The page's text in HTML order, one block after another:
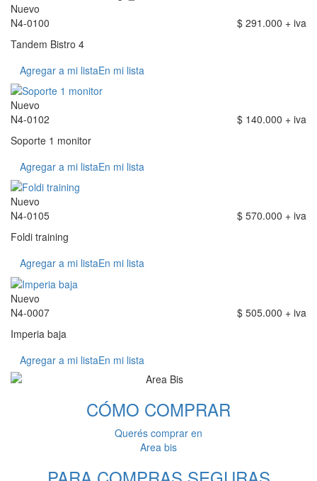
Nuevo
N4-0100
$ 291.000 + iva
Tandem Bistro 4
Agregar a mi listaEn mi lista
Nuevo
N4-0102
$ 140.000 + iva
Soporte 1 monitor
Agregar a mi listaEn mi lista
Nuevo
N4-0105
$ 570.000 + iva
Foldi training
Agregar a mi listaEn mi lista
Nuevo
N4-0007
$ 505.000 + iva
Imperia baja
Agregar a mi listaEn mi lista
CÓMO COMPRAR
Querés comprar en
Area bis